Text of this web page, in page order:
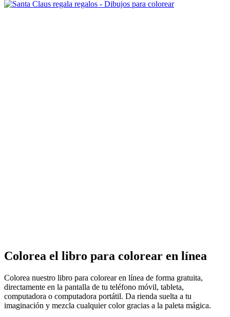
Colorea el libro para colorear en línea
Colorea nuestro libro para colorear en línea de forma gratuita,
directamente en la pantalla de tu teléfono móvil, tableta,
computadora o computadora portátil. Da rienda suelta a tu
imaginación y mezcla cualquier color gracias a la paleta mágica.